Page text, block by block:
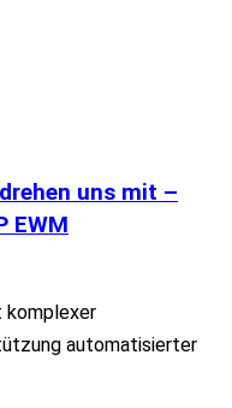
uns mit –
EWM
komplexer
automatisierter